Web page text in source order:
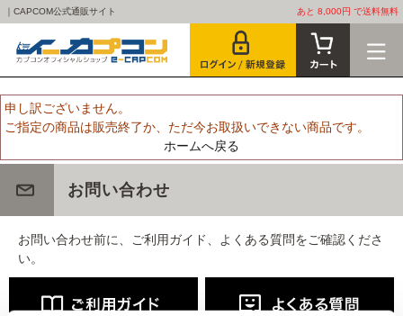
｜CAPCOM公式通販サイト あと 8,000円 で送料無料
申し訳ございません。
ご指定の商品は販売終了か、ただ今お取扱いできない商品です。
ホームへ戻る
お問い合わせ
お問い合わせ前に、ご利用ガイド、よくある質問をご確認くださ
い。